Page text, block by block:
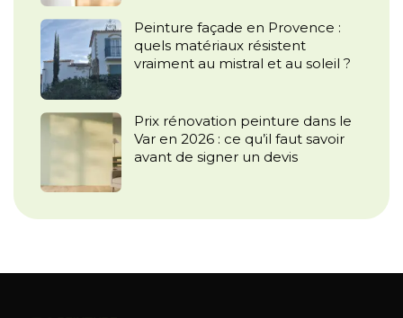
Peinture façade en Provence :
quels matériaux résistent
vraiment au mistral et au soleil ?
Prix rénovation peinture dans le
Var en 2026 : ce qu’il faut savoir
avant de signer un devis